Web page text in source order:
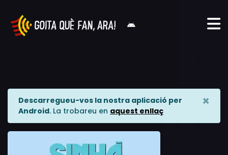
Descarregueu-vos la nostra aplicació per
Android. La trobareu en aquest enllaç
×